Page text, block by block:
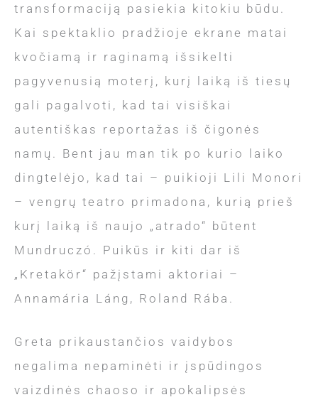
transformaciją pasiekia kitokiu būdu.
Kai spektaklio pradžioje ekrane matai
kvočiamą ir raginamą išsikelti
pagyvenusią moterį, kurį laiką iš tiesų
gali pagalvoti, kad tai visiškai
autentiškas reportažas iš čigonės
namų. Bent jau man tik po kurio laiko
dingtelėjo, kad tai – puikioji Lili Monori
– vengrų teatro primadona, kurią prieš
kurį laiką iš naujo „atrado“ būtent
Mundruczó. Puikūs ir kiti dar iš
„Kretakör“ pažįstami aktoriai –
Annamária Láng, Roland Rába.
Greta prikaustančios vaidybos
negalima nepaminėti ir įspūdingos
vaizdinės chaoso ir apokalipsės